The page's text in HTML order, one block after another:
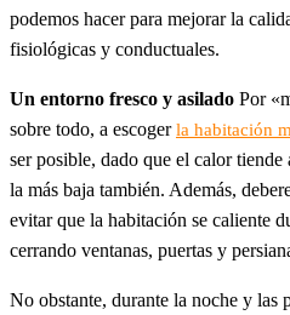
podemos hacer para mejorar la
fisiológicas y conductuales.
Un entorno fresco y asilado Por
sobre todo, a escogerla habitación
ser posible, dado que el calor tiende
la más baja también. Además,
evitar que la habitación se caliente
cerrando ventanas, puertas y
No obstante, durante la noche y las